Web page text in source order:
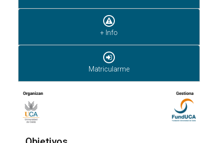
+ Info
Matricularme